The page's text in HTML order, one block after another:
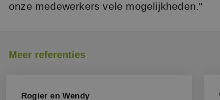
onze medewerkers vele mogelijkheden."
Meer referenties
Rogier en Wendy